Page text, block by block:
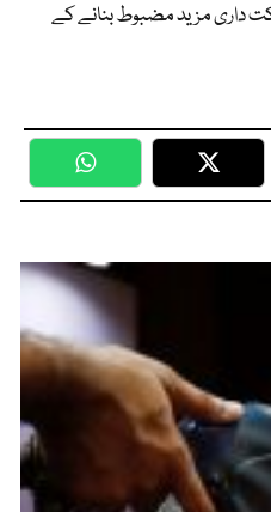
داری مزید مضبوط بنانے کے
WhatsApp